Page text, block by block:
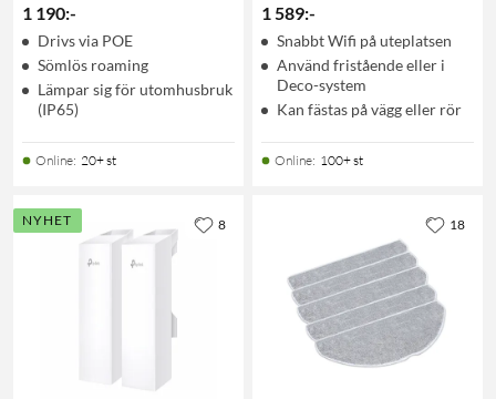
1 190:-
Drivs via POE
Sömlös roaming
Lämpar sig för utomhusbruk
(IP65)
Online: 20+ st
1 589:-
Snabbt Wifi på uteplatsen
Använd fristående eller i
Deco-system
Kan fästas på vägg eller rör
Online: 100+ st
NYHET 8 18